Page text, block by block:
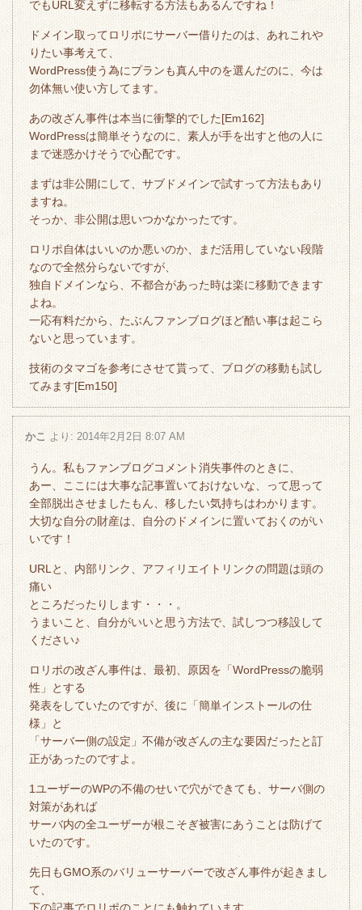
でもURL変えずに移転する方法もあるんですね！
ドメイン取ってロリポにサーバー借りたのは、あれこれや
りたい事考えて、
WordPress使う為にプランも真ん中のを選んだのに、今は
勿体無い使い方してます。
あの改ざん事件は本当に衝撃的でした[Em162]
WordPressは簡単そうなのに、素人が手を出すと他の人に
まで迷惑かけそうで心配です。
まずは非公開にして、サブドメインで試すって方法もあり
ますね。
そっか、非公開は思いつかなかったです。
ロリポ自体はいいのか悪いのか、まだ活用していない段階
なので全然分らないですが、
独自ドメインなら、不都合があった時は楽に移動できます
よね。
一応有料だから、たぶんファンブログほど酷い事は起こら
ないと思っています。
技術のタマゴを参考にさせて貰って、ブログの移動も試し
てみます[Em150]
かこ より: 2014年2月2日 8:07 AM
うん。私もファンブログコメント消失事件のときに、
あー、ここには大事な記事置いておけないな、って思って
全部脱出させましたもん、移したい気持ちはわかります。
大切な自分の財産は、自分のドメインに置いておくのがい
いです！
URLと、内部リンク、アフィリエイトリンクの問題は頭の
痛い
ところだったりします・・・。
うまいこと、自分がいいと思う方法で、試しつつ移設して
ください♪
ロリポの改ざん事件は、最初、原因を「WordPressの脆弱
性」とする
発表をしていたのですが、後に「簡単インストールの仕
様」と
「サーバー側の設定」不備が改ざんの主な要因だったと訂
正があったのですよ。
1ユーザーのWPの不備のせいで穴ができても、サーバ側の
対策があれば
サーバ内の全ユーザーが根こそぎ被害にあうことは防げて
いたのです。
先日もGMO系のバリューサーバーで改ざん事件が起きまし
て、